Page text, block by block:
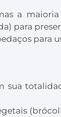
a
para
para
sua